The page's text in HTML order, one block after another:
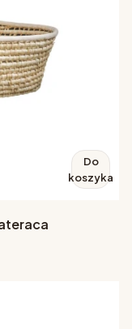
Do
koszyka